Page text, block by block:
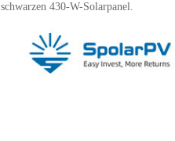
schwarzen 430-W-Solarpanel.